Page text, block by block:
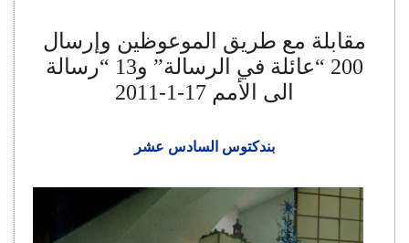
مقابلة مع طريق الموعوظين وإرسال
200 “عائلة في الرسالة” و13 “رسالة
الى الأمم 17-1-2011
بندكتوس السادس عشر